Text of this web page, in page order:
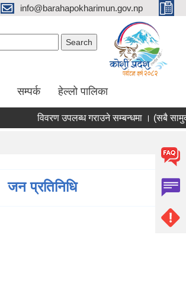
info@barahapokharimun.gov.np
सम्पर्क हेल्लो पालिका
विवरण उपलब्ध गराउने सम्बन्धमा । (सबै
जन प्रतिनिधि